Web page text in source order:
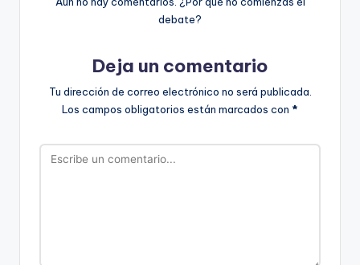
debate?
Deja un comentario
Tu dirección de correo electrónico no será publicada.
Los campos obligatorios están marcados con *